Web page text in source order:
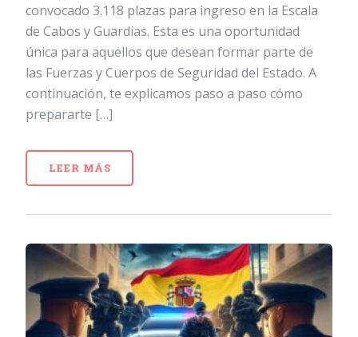
convocado 3.118 plazas para ingreso en la Escala
de Cabos y Guardias. Esta es una oportunidad
única para aquellos que desean formar parte de
las Fuerzas y Cuerpos de Seguridad del Estado. A
continuación, te explicamos paso a paso cómo
prepararte […]
LEER MÁS